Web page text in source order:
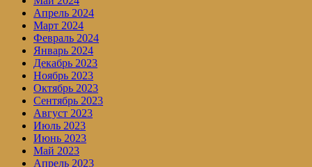
Апрель 2024
Март 2024
Февраль 2024
Январь 2024
Декабрь 2023
Ноябрь 2023
Октябрь 2023
Сентябрь 2023
Август 2023
Июль 2023
Июнь 2023
Май 2023
Апрель 2023